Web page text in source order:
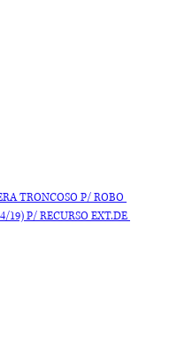
TRONCOSO P/ ROBO
19) P/ RECURSO EXT.DE